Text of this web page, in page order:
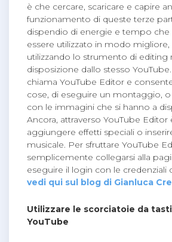
è che cercare, scaricare e capire
funzionamento di queste terze
dispendio di energie e tempo
essere utilizzato in modo
utilizzando lo strumento di editing
disposizione dallo stesso
chiama YouTube Editor e
cose, di eseguire un montaggio,
con le immagini che si hanno a
Ancora, attraverso YouTube Editor
aggiungere effetti speciali o
musicale. Per sfruttare YouTube
semplicemente collegarsi alla
eseguire il login con le credenziali
vedi qui sul blog di Gianluca
Utilizzare le scorciatoie da
YouTube